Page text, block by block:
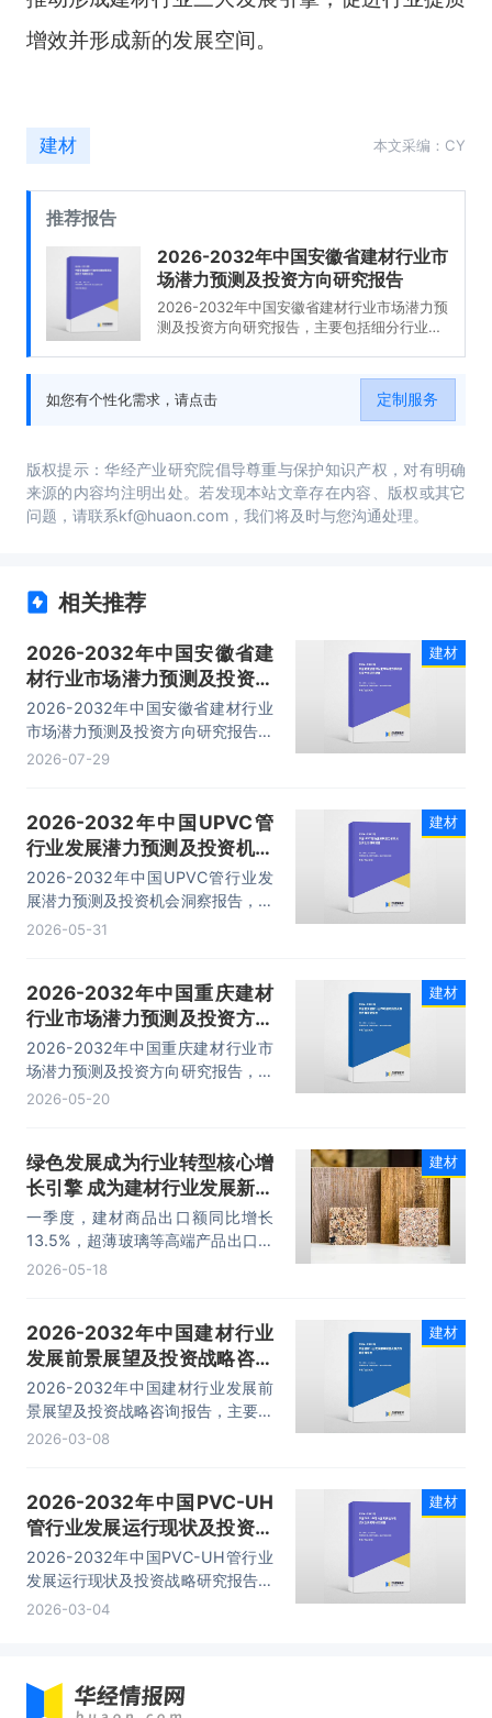
增效并形成新的发展空间。
建材 本文采编：CY
推荐报告
2026-2032年中国安徽省建材行业市
场潜力预测及投资方向研究报告
2026-2032年中国安徽省建材行业市场潜力预
测及投资方向研究报告，主要包括细分行业概
如您有个性化需求，请点击
定制服务
版权提示：华经产业研究院倡导尊重与保护知识产权，对有明确
来源的内容均注明出处。若发现本站文章存在内容、版权或其它
问题，请联系kf@huaon.com，我们将及时与您沟通处理。
相关推荐
2026-2032年中国安徽省建
材行业市场潜力预测及投资方
向研究报告
2026-2032年中国安徽省建材行业
市场潜力预测及投资方向研究报告，
主要包括细分行业概况、重点企业经
2026-07-29
建材
2026-2032年中国UPVC管
行业发展潜力预测及投资机会
洞察报告
2026-2032年中国UPVC管行业发
展潜力预测及投资机会洞察报告，主
要包括行业产业链分析、生产厂商竞
2026-05-31
建材
2026-2032年中国重庆建材
行业市场潜力预测及投资方向
研究报告
2026-2032年中国重庆建材行业市
场潜力预测及投资方向研究报告，主
要包括细分市场概况分析、重点企业
2026-05-20
建材
绿色发展成为行业转型核心增
长引擎 成为建材行业发展新亮
点
一季度，建材商品出口额同比增长
13.5%，超薄玻璃等高端产品出口增
幅超30%，国际竞争力持续提升。
2026-05-18
建材
2026-2032年中国建材行业
发展前景展望及投资战略咨询
报告
2026-2032年中国建材行业发展前
景展望及投资战略咨询报告，主要包
括行业竞争力剖析、投资现状及风险
2026-03-08
建材
2026-2032年中国PVC-UH
管行业发展运行现状及投资战
略研究报告
2026-2032年中国PVC-UH管行业
发展运行现状及投资战略研究报告，
主要包括行业重点企业竞争力分析、
2026-03-04
建材